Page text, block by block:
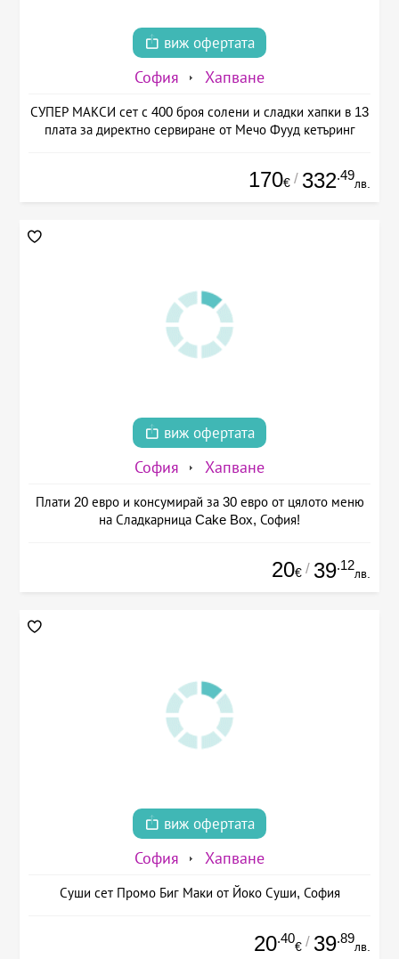
виж офертата
София Хапване
СУПЕР МАКСИ сет с 400 броя солени и сладки хапки в 13
плата за директно сервиране от Мечо Фууд кетъринг
170€ / 332.49
лв.
виж офертата
София Хапване
Плати 20 евро и консумирай за 30 евро от цялото меню
на Сладкарница Cake Box, София!
20€ / 39.12
лв.
виж офертата
София Хапване
Суши сет Промо Биг Маки от Йоко Суши, София
20.40
€ / 39.89
лв.